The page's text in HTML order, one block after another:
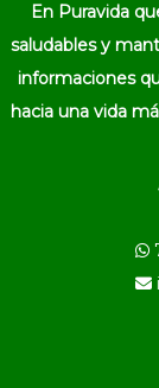
En Puravida
saludables y
informaciones
hacia una vida